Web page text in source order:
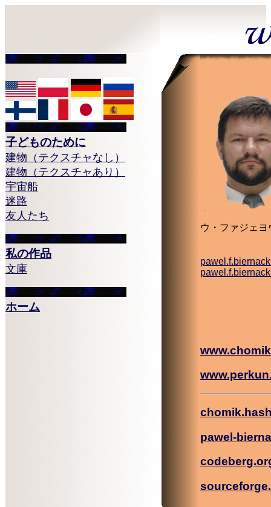
子どものために
建物（テクスチャなし）
建物（テクスチャあり）
宇宙船
迷路
友人たち
私の作品
文庫
ホーム
ウ・ファジェ
pawel-